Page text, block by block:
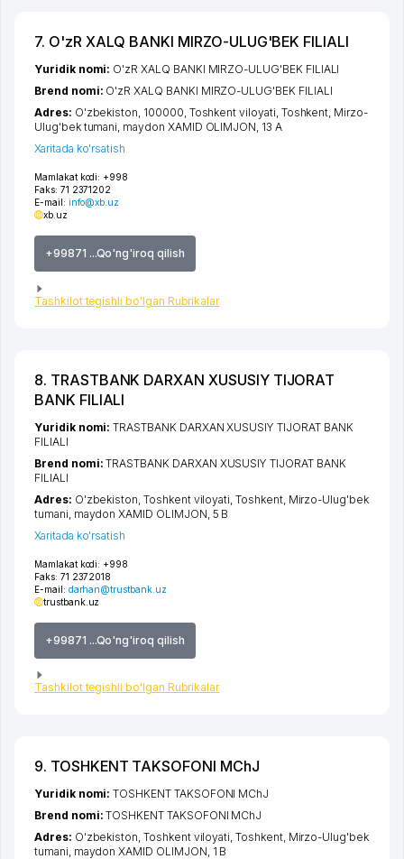
7. O'zR XALQ BANKI MIRZO-ULUG'BEK FILIALI
Mamlakat kodi: +998
Faks: 71 2371202
E-mail: info@xb.uz
xb.uz
+99871 ...Qo'ng'iroq qilish
Tashkilot tegishli bo'lgan Rubrikalar
Yuridik nomi: O'zR XALQ BANKI MIRZO-ULUG'BEK FILIALI
Brend nomi: O'zR XALQ BANKI MIRZO-ULUG'BEK FILIALI
Adres: O'zbekiston, 100000, Toshkent viloyati, Toshkent, Mirzo-
Ulug'bek tumani, maydon XAMID OLIMJON, 13 A
Xaritada ko'rsatish
8. TRASTBANK DARXAN XUSUSIY TIJORAT
BANK FILIALI
Mamlakat kodi: +998
Faks: 71 2372018
E-mail: darhan@trustbank.uz
trustbank.uz
+99871 ...Qo'ng'iroq qilish
Tashkilot tegishli bo'lgan Rubrikalar
Yuridik nomi:TRASTBANK DARXAN XUSUSIY TIJORAT BANK
FILIALI
Brend nomi:TRASTBANK DARXAN XUSUSIY TIJORAT BANK
FILIALI
Adres: O'zbekiston,Toshkent viloyati ,Toshkent, Mirzo-Ulug'bek
tumani maydon XAMID OLIMJON , 5 B
Xaritada ko'rsatish
9. TOSHKENT TAKSOFONI MChJ
Yuridik nomi:TOSHKENT TAKSOFONI MChJ
Brend nomi:TOSHKENT TAKSOFONI MChJ
Adres: O'zbekiston,Toshkent viloyati ,Toshkent, Mirzo-Ulug'bek
tumani maydon XAMID OLIMJON , 1 B